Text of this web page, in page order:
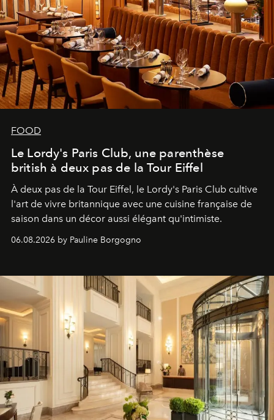
FOOD
Le Lordy's Paris Club, une parenthèse
british à deux pas de la Tour Eiffel
À deux pas de la Tour Eiffel, le Lordy's Paris Club cultive
l'art de vivre britannique avec une cuisine française de
saison dans un décor aussi élégant qu'intimiste.
06.08.2026 by Pauline Borgogno